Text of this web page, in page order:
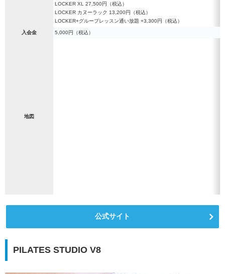
LOCKER XL 27,500円（税込）
LOCKER カヌーラック 13,200円（税込）
LOCKER+グループレッスン通い放題 +3,300円（税込）
入会金 5,000円（税込）
地図
公式サイト
PILATES STUDIO V8